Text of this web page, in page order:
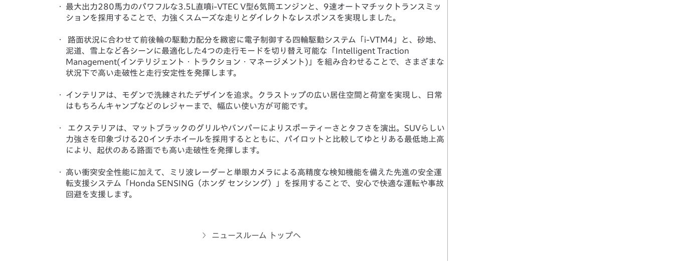
・
最大出力280馬力のパワフルな3.5L直噴i-VTEC V型6気筒エンジンと、9速オートマチックトランスミッ
ションを採用することで、力強くスムーズな走りとダイレクトなレスポンスを実現しました。
・
路面状況に合わせて前後輪の駆動力配分を緻密に電子制御する四輪駆動システム「i-VTM4」と、砂地、
泥道、雪上など各シーンに最適化した4つの走行モードを切り替え可能な「Intelligent Traction
Management(インテリジェント・トラクション・マネージメント)」を組み合わせることで、さまざまな
状況下で高い走破性と走行安定性を発揮します。
・
インテリアは、モダンで洗練されたデザインを追求。クラストップの広い居住空間と荷室を実現し、日常
はもちろんキャンプなどのレジャーまで、幅広い使い方が可能です。
・
エクステリアは、マットブラックのグリルやバンパーによりスポーティーさとタフさを演出。SUVらしい
力強さを印象づける20インチホイールを採用するとともに、パイロットと比較してゆとりある最低地上高
により、起伏のある路面でも高い走破性を発揮します。
・
高い衝突安全性能に加えて、ミリ波レーダーと単眼カメラによる高精度な検知機能を備えた先進の安全運
転支援システム「Honda SENSING（ホンダ センシング）」を採用することで、安心で快適な運転や事故
回避を支援します。
ニュースルーム トップへ